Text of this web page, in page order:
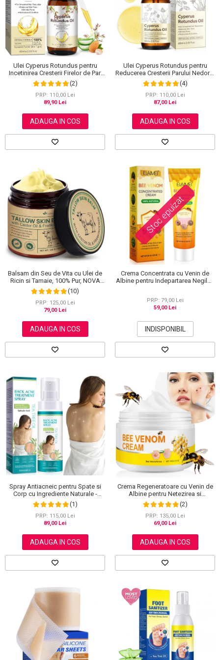
Scrub / Balsam de buze
Netestate pe Animale
Ulei Cyperus Rotundus pentru
Incetinirea Cresterii Firelor de Par,
Formula 100% Naturala, NOVA
KISS®, 60 ml
(2)
PRP: 110,00 Lei
89,90 Lei
ADAUGA IN COS
Ulei Cyperus Rotundus pentru
Reducerea Cresterii Parului Nedorit,
100% Formula Naturala, NOVA
KISS®, 60 ml
(4)
PRP: 110,00 Lei
87,00 Lei
ADAUGA IN COS
Balsam din Seu de Vita cu Ulei de
Ricin si Tamaie, 100% Pur, NOVA
KISS®, 120 g(10)
PRP: 125,00 Lei
79,00 Lei
ADAUGA IN COS
Stoc epuizat
Crema Concentrata cu Venin de
Albine pentru Indepartarea Negilor,
PRP: 79,00 Lei
59,00 Lei
INDISPONIBIL
Spray Antiacneic pentru Spate si
Corp cu Ingrediente Naturale -
Reduce Cosurile si Excesul de
Sebum, 120 ml
(1)
PRP: 115,00 Lei
89,00 Lei
ADAUGA IN COS
Crema Regeneratoare cu Venin de
Albine pentru Netezirea si
Reinoirea Pielii, 100 g
(2)
PRP: 135,00 Lei
69,00 Lei
ADAUGA IN COS